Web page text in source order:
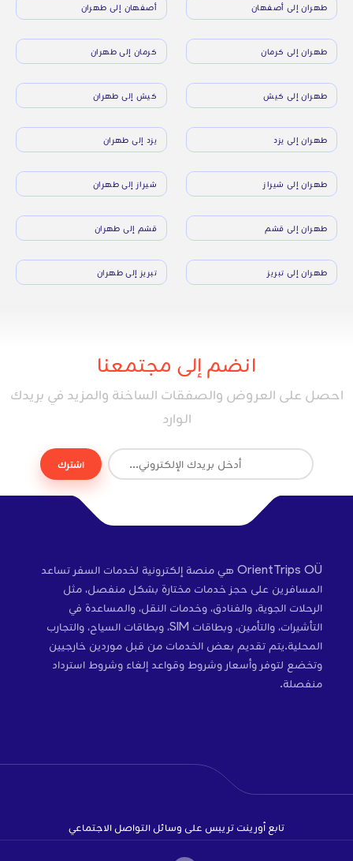
طهران إلى أصفهان أصفهان إلى طهران
طهران إلى كرمان كرمان إلى طهران
طهران إلى كيش كيش إلى طهران
طهران إلى يزد يزد إلى طهران
طهران إلى شيراز شيراز إلى طهران
طهران إلى قشم قشم إلى طهران
طهران إلى تبريز تبريز إلى طهران
انضم إلى مجتمعنا
احصل على العروض والصفقات الساخنة والمزيد في بريدك
الوارد
اشترك
OrientTrips OÜ هي منصة إلكترونية لخدمات السفر تساعد
المسافرين على حجز خدمات مختارة بشكل منفصل، مثل
الرحلات الجوية، والفنادق، وخدمات النقل، والمساعدة في
التأشيرات، والتأمين، وبطاقات SIM، وبطاقات السياح، والتجارب
المحلية.يتم تقديم بعض الخدمات من قبل موردين خارجيين
وتخضع لتوفر وأسعار وشروط وقواعد إلغاء وشروط استرداد
منفصلة.
تابع أورينت تريبس على وسائل التواصل الاجتماعي